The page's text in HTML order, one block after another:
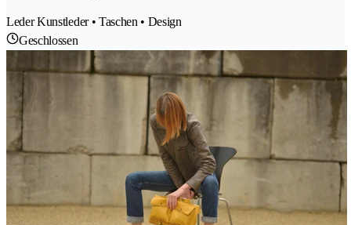
Leder Kunstleder • Taschen • Design
Geschlossen